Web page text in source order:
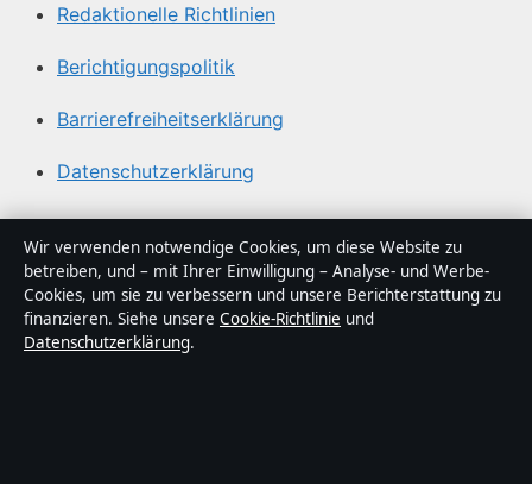
Redaktionelle Richtlinien
Berichtigungspolitik
Barrierefreiheitserklärung
Datenschutzerklärung
Über Lagepunkt in Kürze
Lagepunkt ist ein unabhängiger digitaler
Nachrichtenanbieter mit Fokus auf Politik, Wirtschaft,
Technik und Gesellschaft in Deutschland. Jeder Artikel
Wir verwenden notwendige Cookies, um diese Website zu
betreiben, und – mit Ihrer Einwilligung – Analyse- und Werbe-
Cookies, um sie zu verbessern und unsere Berichterstattung zu
finanzieren. Siehe unsere Cookie-Richtlinie und
Datenschutzerklärung.